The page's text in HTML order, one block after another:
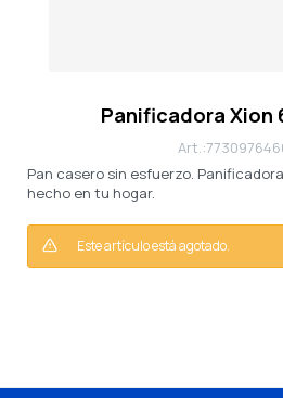
Panificadora Xion
Pan casero sin esfuerzo.
hecho en tu hogar.
Este artículo está agotado.